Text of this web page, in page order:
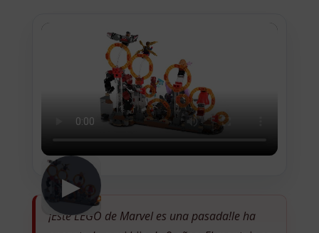
▶
¡Este LEGO de Marvel es una pasada!le ha